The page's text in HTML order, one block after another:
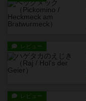
レビュー
レビュー